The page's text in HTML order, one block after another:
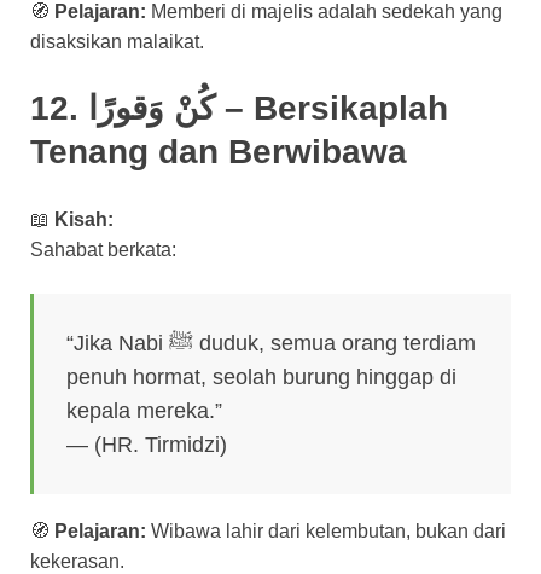
🧭 Pelajaran: Memberi di majelis adalah sedekah yang
disaksikan malaikat.
12. كُنْ وَقورًا – Bersikaplah
Tenang dan Berwibawa
📖 Kisah:
Sahabat berkata:
“Jika Nabi ﷺ duduk, semua orang terdiam
penuh hormat, seolah burung hinggap di
kepala mereka.”
— (HR. Tirmidzi)
🧭 Pelajaran: Wibawa lahir dari kelembutan, bukan dari
kekerasan.